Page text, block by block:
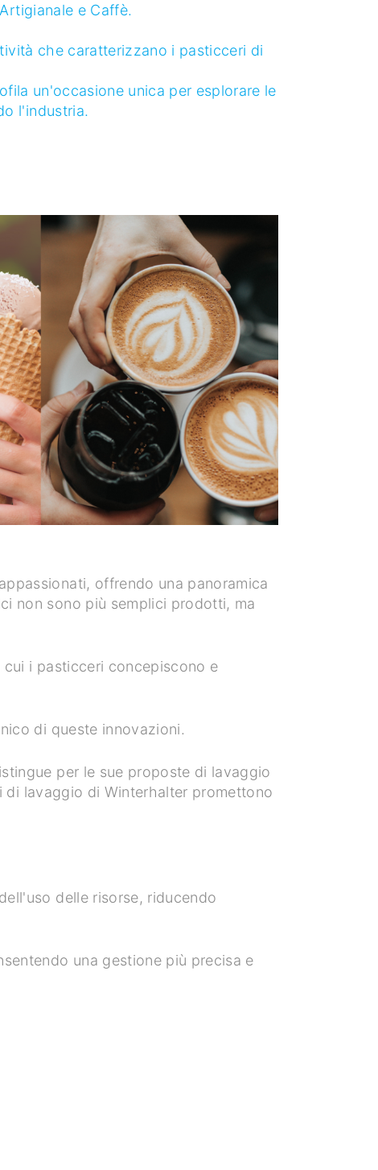
e Caffè.
che caratterizzano i pasticceri di
un'occasione unica per esplorare le
l'industria.
offrendo una panoramica
non sono più semplici prodotti, ma
i pasticceri concepiscono e
di queste innovazioni.
per le sue proposte di lavaggio
lavaggio di Winterhalter promettono
delle risorse, riducendo
una gestione più precisa e